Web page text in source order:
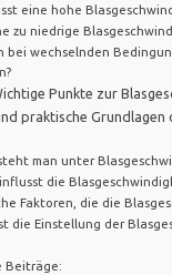
eine hohe
zu niedrige
bei wechselnden
Punkte zur
praktische
man unter
die
Faktoren, die die
die Einstellung der
Beiträge: